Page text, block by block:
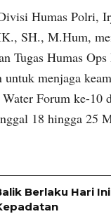
Humas Polri,
SH., M.Hum,
Tugas Humas
menjaga
Forum ke-10
18 hingga 25
Berlaku Hari